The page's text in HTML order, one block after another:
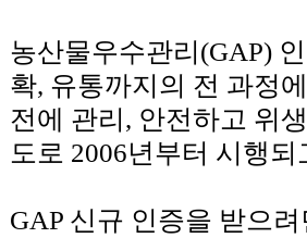
농산물우수관리(GAP)
확, 유통까지의 전 과정
전에 관리, 안전하고 위
도로 2006년부터 시행되
GAP 신규 인증을 받으